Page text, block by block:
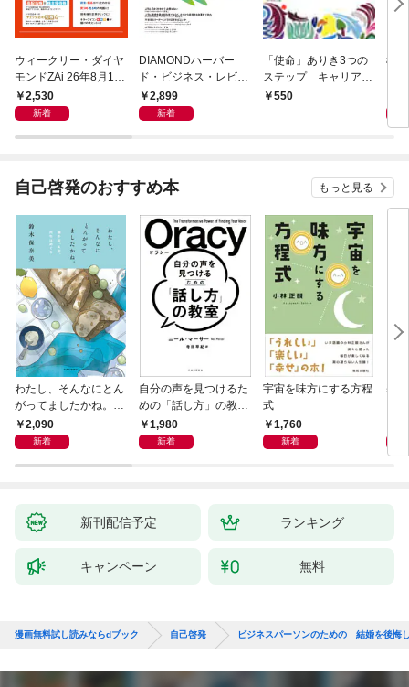
ウィークリー・ダイヤ
モンドZAi 26年8月10
日・17日合併号
2,530
新着
DIAMONDハーバー
ド・ビジネス・レビュ
ー 2026年9月号 特集
「上司をマネジメント
2,899
新着
「使命」ありき3つの
ステップ キャリアの
成功とは何か
550
極
自己啓発のおすすめ本 もっと見る
わたし、そんなにとん
がってましたかね。
獅子座、Ａ型、丙午は
めぐる
2,090
新着
自分の声を見つけるた
めの「話し方」の教
室 Ｏｒａｃｙ（オラ
シー）
1,980
新着
宇宙を味方にする方程
式
1,760
新着
基
新刊配信予定 ランキング
キャンペーン 無料
漫画無料試し読みならdブック 自己啓発 ビジネスパーソンのための 結婚を後悔